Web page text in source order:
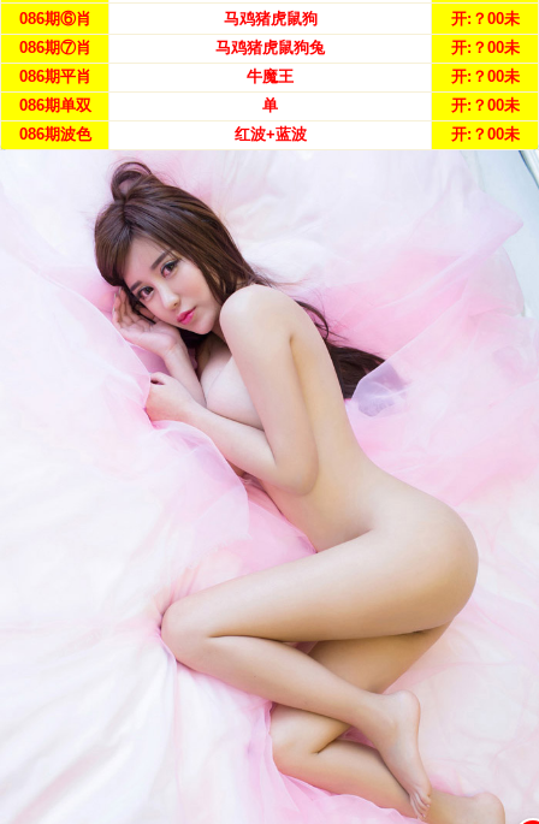
086期⑥肖
马鸡猪虎鼠狗
开:？00未
086期⑦肖
马鸡猪虎鼠狗兔
开:？00未
086期平肖
牛魔王
开:？00未
086期单双
单
开:？00未
086期波色
红波+蓝波 开:？00未